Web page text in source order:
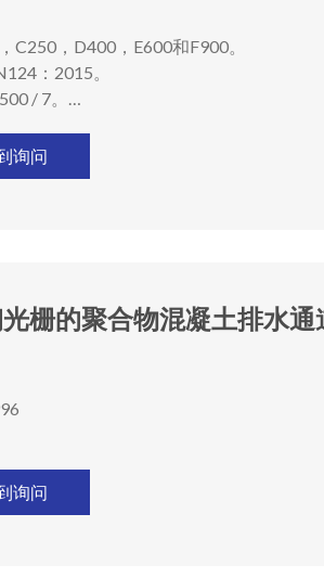
C250，D400，E600和F900。
：2015。
/ 7。
询问
栅的聚合物混凝土排水通
询问